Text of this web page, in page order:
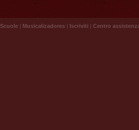
Scuole | Musicalizadores | Iscriviti | Centro